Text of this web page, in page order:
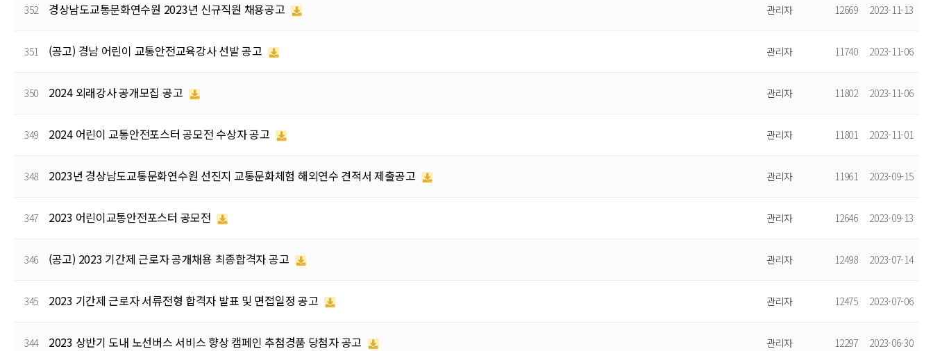
352 경상남도교통문화연수원 2023년 신규직원 채용공고 관리자 12669 2023-11-13
351 (공고) 경남 어린이 교통안전교육강사 선발 공고 관리자 11740 2023-11-06
350 2024 외래강사 공개모집 공고 관리자 11802 2023-11-06
349 2024 어린이 교통안전포스터 공모전 수상자 공고 관리자 11801 2023-11-01
348 2023년 경상남도교통문화연수원 선진지 교통문화체험 해외연수 견적서 제출공고 관리자 11961 2023-09-15
347 2023 어린이교통안전포스터 공모전 관리자 12646 2023-09-13
346 (공고) 2023 기간제 근로자 공개채용 최종합격자 공고 관리자 12498 2023-07-14
345 2023 기간제 근로자 서류전형 합격자 발표 및 면접일정 공고 관리자 12475 2023-07-06
344 2023 상반기 도내 노선버스 서비스 향상 캠페인 추첨경품 당첨자 공고 관리자 12297 2023-06-30